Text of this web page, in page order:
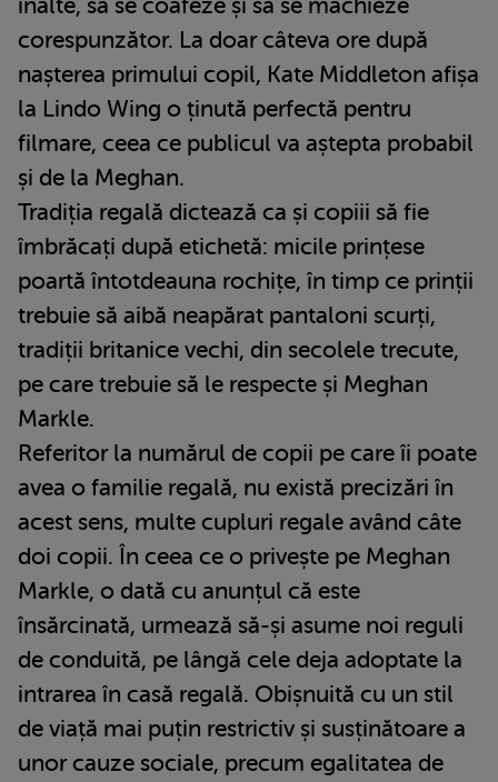
corespunzător. La doar câteva ore după
nașterea primului copil, Kate Middleton afișa
la Lindo Wing o ținută perfectă pentru
filmare, ceea ce publicul va aștepta probabil
și de la Meghan.
Tradiția regală dictează ca și copiii să fie
îmbrăcați după etichetă: micile prințese
poartă întotdeauna rochițe, în timp ce prinții
trebuie să aibă neapărat pantaloni scurți,
tradiții britanice vechi, din secolele trecute,
pe care trebuie să le respecte și Meghan
Markle.
Referitor la numărul de copii pe care îi poate
avea o familie regală, nu există precizări în
acest sens, multe cupluri regale având câte
doi copii. În ceea ce o privește pe Meghan
Markle, o dată cu anunțul că este
însărcinată, urmează să-și asume noi reguli
de conduită, pe lângă cele deja adoptate la
intrarea în casă regală. Obișnuită cu un stil
de viață mai puțin restrictiv și susținătoare a
unor cauze sociale, precum egalitatea de